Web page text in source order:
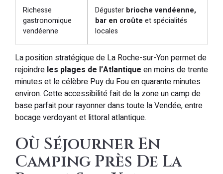
Richesse
gastronomique
vendéenne
Déguster brioche vendéenne,
bar en croûte et spécialités
locales
La position stratégique de La Roche-sur-Yon permet de
rejoindre les plages de l’Atlantique en moins de trente
minutes et le célèbre Puy du Fou en quarante minutes
environ. Cette accessibilité fait de la zone un camp de
base parfait pour rayonner dans toute la Vendée, entre
bocage verdoyant et littoral atlantique.
Où Séjourner En
Camping Près De La